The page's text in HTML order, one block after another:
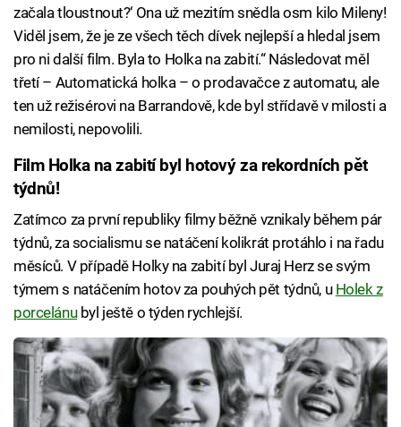
začala tloustnout?‘ Ona už mezitím snědla osm kilo Mileny!
Viděl jsem, že je ze všech těch dívek nejlepší a hledal jsem
pro ni další film. Byla to Holka na zabití.“ Následovat měl
třetí – Automatická holka – o prodavačce z automatu, ale
ten už režisérovi na Barrandově, kde byl střídavě v milosti a
nemilosti, nepovolili.
Film Holka na zabití byl hotový za rekordních pět
týdnů!
Zatímco za první republiky filmy běžně vznikaly během pár
týdnů, za socialismu se natáčení kolikrát protáhlo i na řadu
měsíců. V případě Holky na zabití byl Juraj Herz se svým
týmem s natáčením hotov za pouhých pět týdnů, u Holek z
porcelánubyl ještě o týden rychlejší.